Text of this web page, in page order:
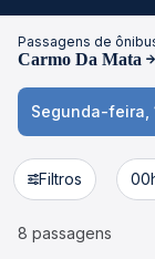
Passagens de
Carmo Da Mata
Segunda-feira,
Filtros
8 passagens